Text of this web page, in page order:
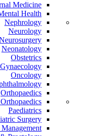
Medicine
Health
Nephrology
Neurology
Neonatology
Obstetrics
Oncology
Orthopaedics
Paediatrics
Surgery